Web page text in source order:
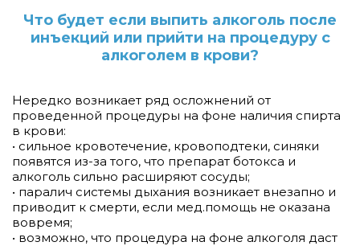
Что будет если выпить алкоголь после
инъекций или прийти на процедуру с
алкоголем в крови?
Нередко возникает ряд осложнений от
проведенной процедуры на фоне наличия спирта
в крови:
• сильное кровотечение, кровоподтеки, синяки
появятся из-за того, что препарат ботокса и
алкоголь сильно расширяют сосуды;
• паралич системы дыхания возникает внезапно и
приводит к смерти, если мед.помощь не оказана
вовремя;
• возможно, что процедура на фоне алкоголя даст